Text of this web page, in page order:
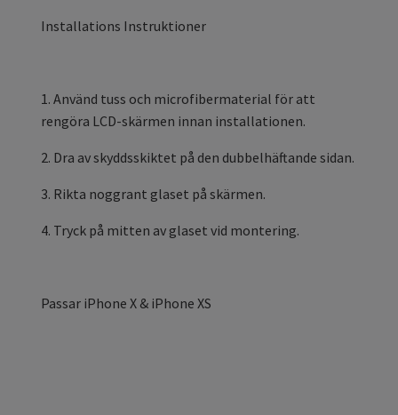
Installations Instruktioner
1. Använd tuss och microfibermaterial för att
rengöra LCD-skärmen innan installationen.
2. Dra av skyddsskiktet på den dubbelhäftande sidan.
3. Rikta noggrant glaset på skärmen.
4. Tryck på mitten av glaset vid montering.
Passar iPhone X & iPhone XS